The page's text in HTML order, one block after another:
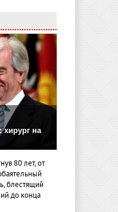
хирург на
80 лет, от
блестящий
до конца